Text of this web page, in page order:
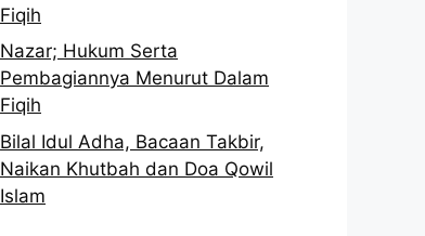
Fiqih
Nazar; Hukum Serta
Pembagiannya Menurut Dalam
Fiqih
Bilal Idul Adha, Bacaan Takbir,
Naikan Khutbah dan Doa Qowil
Islam